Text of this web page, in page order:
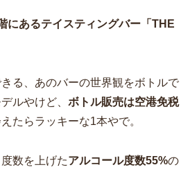
にあるテイスティングバー「THE
る、あのバーの世界観をボトルで
ルやけど、 ボトル販売は空港免税
たらラッキーな1本やで。
数を上げたアルコール度数55%の